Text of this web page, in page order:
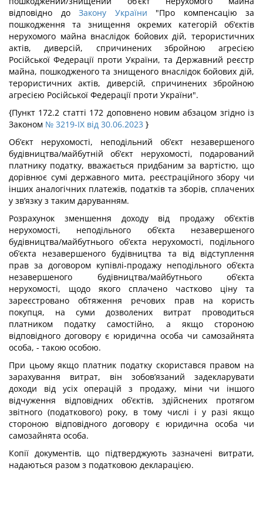
відповідно до Закону України "Про компенсацію за
пошкодження та знищення окремих категорій об’єктів
нерухомого майна внаслідок бойових дій, терористичних
актів, диверсій, спричинених збройною агресією
Російської Федерації проти України, та Державний реєстр
майна, пошкодженого та знищеного внаслідок бойових дій,
терористичних актів, диверсій, спричинених збройною
агресією Російської Федерації проти України".
{Пункт 172.2 статті 172 доповнено новим абзацом згідно із
Законом № 3219-IX від 30.06.2023 }
Об’єкт нерухомості, неподільний об’єкт незавершеного
будівництва/майбутній об’єкт нерухомості, подарований
платнику податку, вважається придбаним за вартістю, що
дорівнює сумі державного мита, реєстраційного збору чи
інших аналогічних платежів, податків та зборів, сплачених
у зв’язку з таким даруванням.
Розрахунок зменшення доходу від продажу об’єктів
нерухомості, неподільного об’єкта незавершеного
будівництва/майбутнього об’єкта нерухомості, подільного
об’єкта незавершеного будівництва та від відступлення
прав за договором купівлі-продажу неподільного об’єкта
незавершеного будівництва/майбутнього об’єкта
нерухомості, щодо якого сплачено частково ціну та
зареєстровано обтяження речових прав на користь
покупця, на суми дозволених витрат проводиться
платником податку самостійно, а якщо стороною
відповідного договору є юридична особа чи самозайнята
особа, - такою особою.
При цьому якщо платник податку скористався правом на
зарахування витрат, він зобов’язаний задекларувати
доходи від усіх операцій з продажу, міни чи іншого
відчуження відповідних об’єктів, здійснених протягом
звітного (податкового) року, в тому числі і у разі якщо
стороною відповідного договору є юридична особа чи
самозайнята особа.
Копії документів, що підтверджують зазначені витрати,
надаються разом з податковою декларацією.